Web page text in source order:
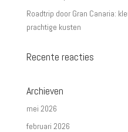
Roadtrip door Gran Canaria:
prachtige kusten
Recente reacties
Archieven
mei 2026
februari 2026